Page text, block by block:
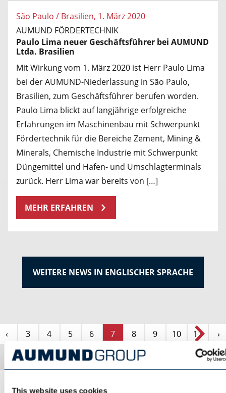
This website uses cookies
São Paulo / Brasilien, 1. März 2020
AUMUND FÖRDERTECHNIK
Paulo Lima neuer Geschäftsführer bei AUMUND
Ltda. Brasilien
Mit Wirkung vom 1. März 2020 ist Herr Paulo Lima
bei der AUMUND-Niederlassung in São Paulo,
Brasilien, zum Geschäftsführer berufen worden.
Paulo Lima blickt auf langjährige erfolgreiche
Erfahrungen im Maschinenbau mit Schwerpunkt
Fördertechnik für die Bereiche Zement, Mining &
Minerals, Chemische Industrie mit Schwerpunkt
Düngemittel und Hafen- und Umschlagterminals
zurück. Herr Lima war bereits von […]
MEHR ERFAHREN
WEITERE NEWS IN ENGLISCHER SPRACHE
‹ 3 4 5 6 7 8 9 10 11 ›